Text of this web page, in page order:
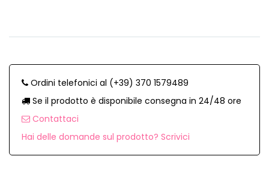
Ordini telefonici al (+39) 370 1579489
Se il prodotto è disponibile consegna in 24/48 ore
Contattaci
Hai delle domande sul prodotto? Scrivici